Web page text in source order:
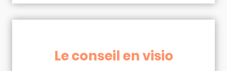
Le conseil en visio